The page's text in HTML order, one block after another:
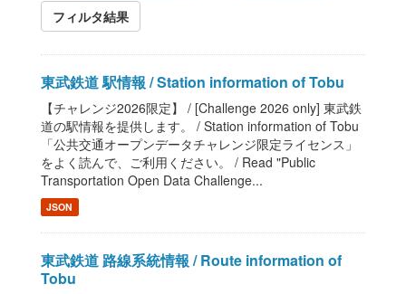
フィルタ結果
東武鉄道 駅情報 / Station information of Tobu
【チャレンジ2026限定】 / [Challenge 2026 only] 東武鉄
道の駅情報を提供します。 / Station information of Tobu
「公共交通オープンデータチャレンジ限定ライセンス」
をよく読んで、ご利用ください。 / Read "Public
Transportation Open Data Challenge...
JSON
東武鉄道 路線系統情報 / Route information of
Tobu